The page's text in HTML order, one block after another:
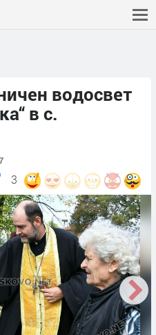
водосвет
в с.
3